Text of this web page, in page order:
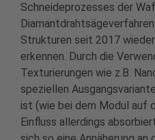
Schneideprozesses der
Strukturen seit 2017
erkennen. Durch die
Texturierungen wie z.B.
speziellen
ist (wie bei dem Modul auf
Einfluss allerdings